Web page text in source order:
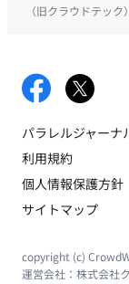
（旧クラウドテック）
パラレルジャーナ
利用規約
個人情報保護方針
サイトマップ
copyright (c)
運営会社： 株式会社